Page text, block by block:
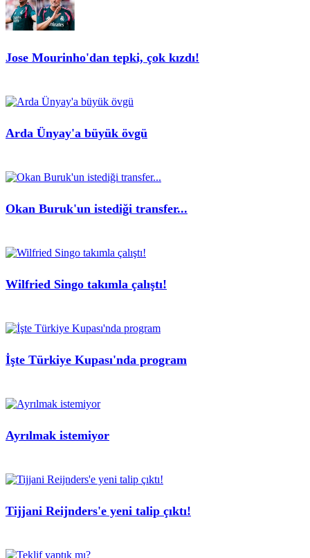
Jose Mourinho'dan tepki, çok kızdı!
Arda Ünyay'a büyük övgü
Okan Buruk'un istediği transfer...
Wilfried Singo takımla çalıştı!
İşte Türkiye Kupası'nda program
Ayrılmak istemiyor
Tijjani Reijnders'e yeni talip çıktı!